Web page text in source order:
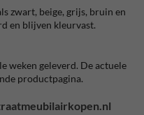
zwart, beige, grijs, bruin en
en blijven kleurvast.
weken geleverd. De actuele
productpagina.